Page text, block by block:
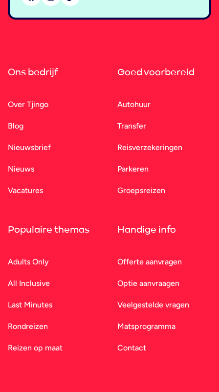
Ons bedrijf
Over Tjingo
Blog
Nieuwsbrief
Nieuws
Vacatures
Goed voorbereid
Autohuur
Transfer
Reisverzekeringen
Parkeren
Groepsreizen
Populaire themas
Adults Only
All Inclusive
Last Minutes
Rondreizen
Reizen op maat
Handige info
Offerte aanvragen
Optie aanvraagen
Veelgestelde vragen
Matsprogramma
Contact